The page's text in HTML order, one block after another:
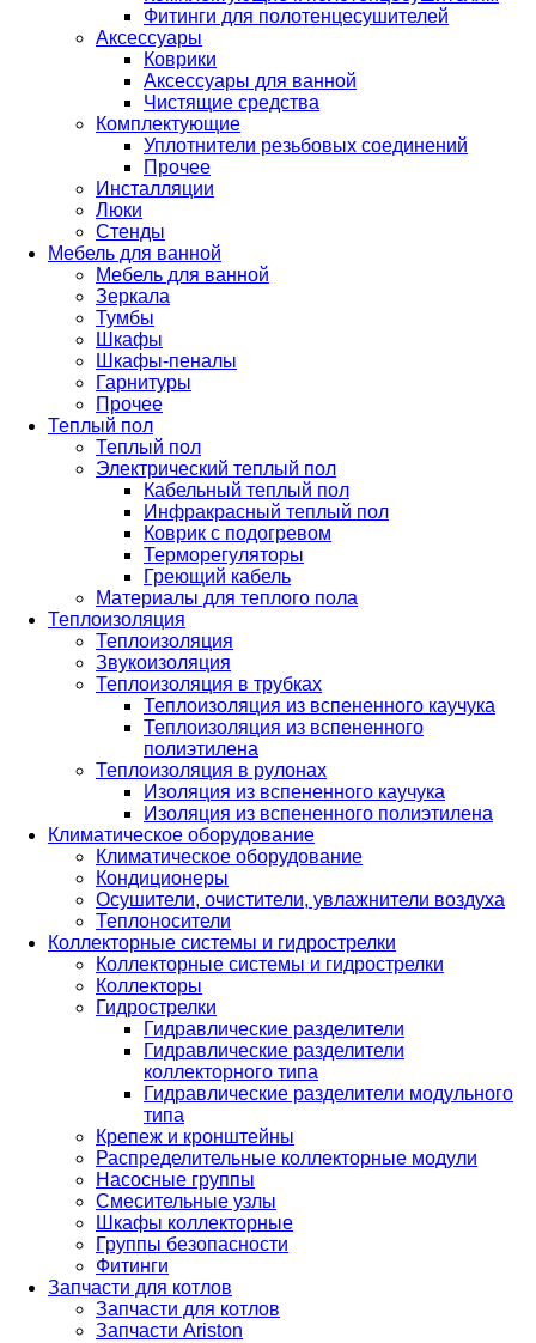
Фитинги для полотенцесушителей
Аксессуары
Коврики
Аксессуары для ванной
Чистящие средства
Комплектующие
Уплотнители резьбовых соединений
Прочее
Инсталляции
Люки
Стенды
Мебель для ванной
Мебель для ванной
Зеркала
Тумбы
Шкафы
Шкафы-пеналы
Гарнитуры
Прочее
Теплый пол
Теплый пол
Электрический теплый пол
Кабельный теплый пол
Инфракрасный теплый пол
Коврик с подогревом
Терморегуляторы
Греющий кабель
Материалы для теплого пола
Теплоизоляция
Теплоизоляция
Звукоизоляция
Теплоизоляция в трубках
Теплоизоляция из вспененного каучука
Теплоизоляция из вспененного
полиэтилена
Теплоизоляция в рулонах
Изоляция из вспененного каучука
Изоляция из вспененного полиэтилена
Климатическое оборудование
Климатическое оборудование
Кондиционеры
Осушители, очистители, увлажнители воздуха
Теплоносители
Коллекторные системы и гидрострелки
Коллекторные системы и гидрострелки
Коллекторы
Гидрострелки
Гидравлические разделители
Гидравлические разделители
коллекторного типа
Гидравлические разделители модульного
типа
Крепеж и кронштейны
Распределительные коллекторные модули
Насосные группы
Смесительные узлы
Шкафы коллекторные
Группы безопасности
Фитинги
Запчасти для котлов
Запчасти для котлов
Запчасти Ariston